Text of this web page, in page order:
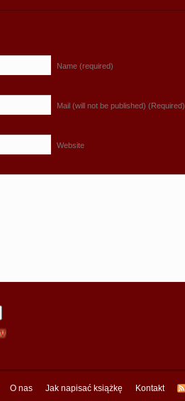
Name (required)
Mail (will not be published) (Required)
Website
O nas Jak napisać książkę Kontakt